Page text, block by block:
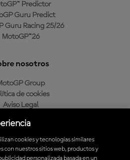
Predictor
Guru Predict
Guru Racing 25/26
MotoGP™26
nosotros
Group
de cookies
Aviso Legal
de compra
cookies y tecnologías similares
con nuestros sitios web, productos y
personalizada basada en un